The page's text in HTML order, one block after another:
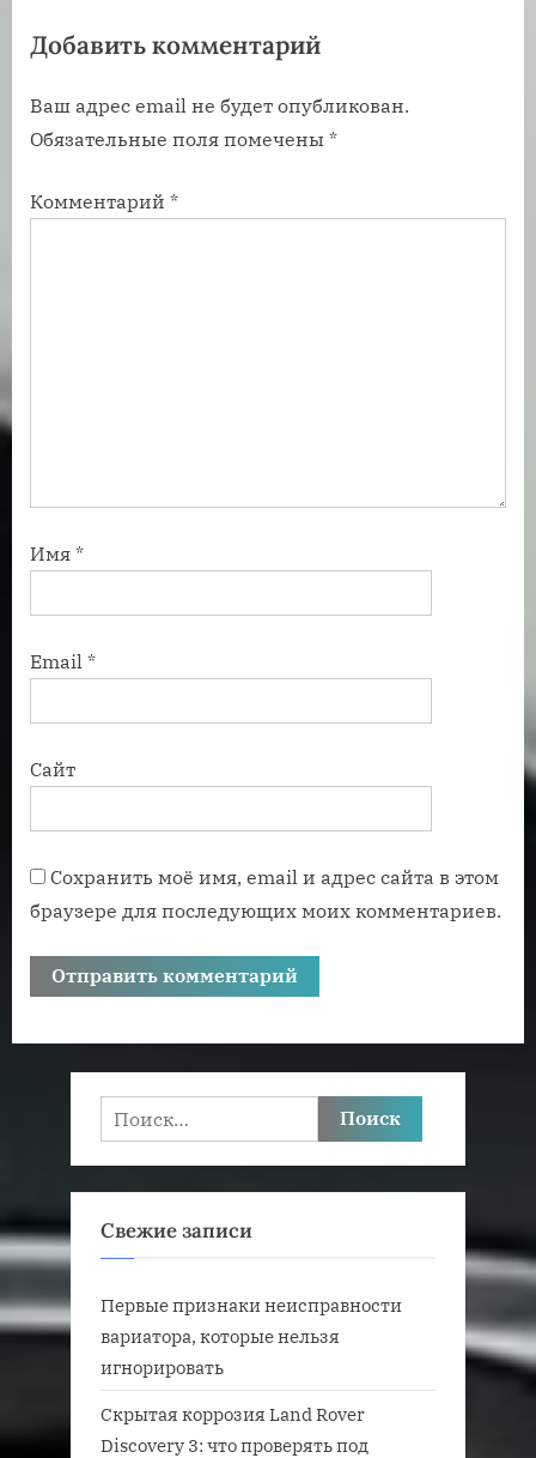
з
п
и
ь
з
п
и
ь
Добавить комментарий
Ваш адрес email не будет опубликован.
Обязательные поля помечены *
Комментарий *
Имя *
Email *
Сайт
Сохранить моё имя, email и адрес сайта в этом
браузере для последующих моих комментариев.
Найти:
Свежие записи
Первые признаки неисправности
вариатора, которые нельзя
игнорировать
Скрытая коррозия Land Rover
Discovery 3: что проверять под